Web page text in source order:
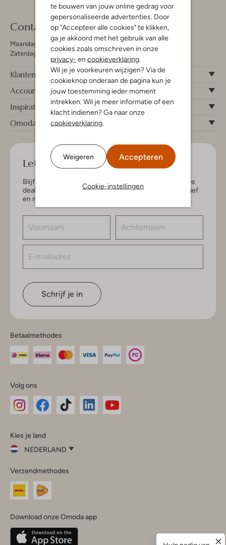
te bouwen van jouw online gedrag voor
gepersonaliseerde advertenties. Door
op "Accepteer alle cookies" te klikken,
ga je akkoord met het gebruik van alle
cookies zoals omschreven in onze
privacy- en cookieverklaring.
Wil je je voorkeuren wijzigen? Via de
cookieknop onderaan de pagina kun je
jouw toestemming ieder moment
intrekken. Wil je meer informatie of een
klacht indienen? Ga naar onze
cookieverklaring.
Weigeren Accepteren
Cookie-instellingen
Contact
Maandag - Vrijdag 09:00 - 19:00 uur
Zaterdag 09:00 - 17:00 uur
Klantenservice
Account
Inspiratie
Omoda
Let's keep in touch!
Blijf op de hoogte van de nieuwste items en exclusieve
deals, speciaal voor jou. Schrijf je in voor de nieuwsbrief
en maak kans op € 150,- shoptegoed.
Schrijf je in
Betaalmethodes
Volg ons
InstagramFacebook
Kies je land
NEDERLAND
je
land
Nederland
Belgique(Français)
Deutschland
Verzendmethodes
Download onze Omoda app